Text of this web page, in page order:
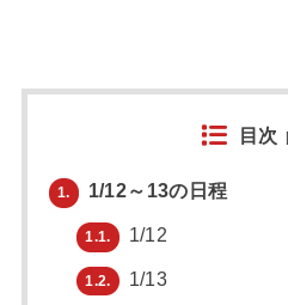
目次
1. 1/12～13の日程
1.1. 1/12
1.2. 1/13